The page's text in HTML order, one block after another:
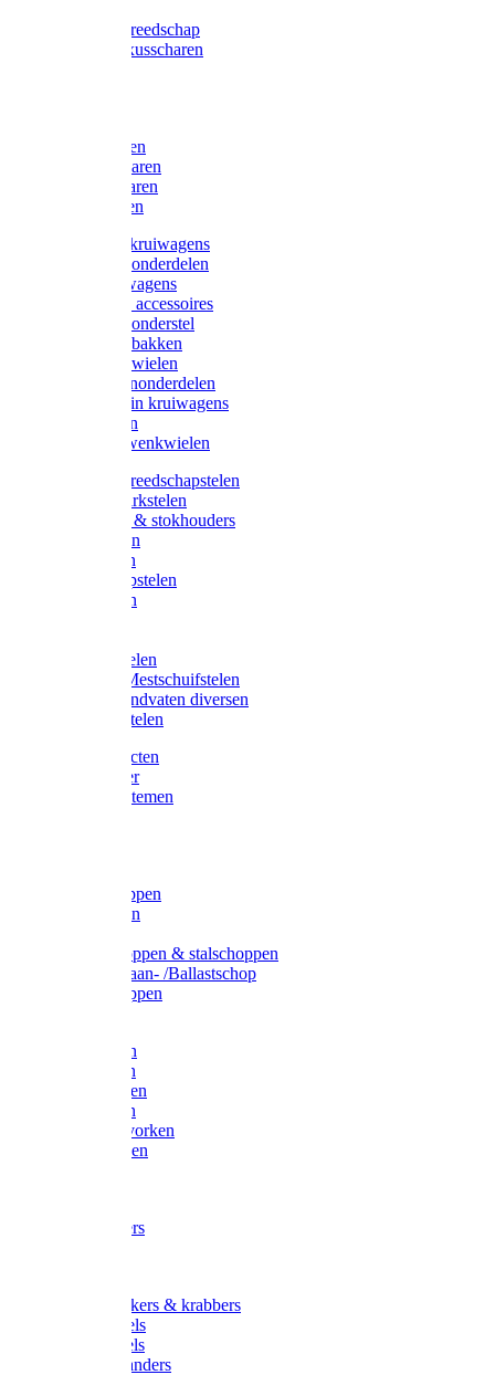
Klussen gereedschap
Gras & buxusscharen
Snoeischaren
Heggenscharen
Takkenscharen
Snoeimessen
Landbouwkruiwagens
Kruiwagenonderdelen
Bouwkruiwagens
Kruiwagen accessoires
Kruiwagenonderstel
Kruiwagenbakken
Kruiwagenwielen
Steekwagenonderdelen
Huis en Tuin kruiwagens
Steekwagen
Bok- en Zwenkwielen
Overige gereedschapstelen
Bezem-/Harkstelen
Handvaten & stokhouders
Hamerstelen
Spadestelen
Graanschopstelen
Schopstelen
Gardena stelen
Sneeuw- /Mestschuifstelen
Stelen / Handvaten diversen
Telescoopstelen
Tuin producten
Fruitplukker
Ophangsystemen
Betonschoppen
Schepbatsen
Ballastschoppen & stalschoppen
Slijtsrip Graan- /Ballastschop
Graanschoppen
Hooivorken
Mestvorken
Bietenvorken
Maisvorken
Aardappelvorken
Vijgenvorken
Tuinkrabbers
Onkruidstekers & krabbers
Hartschoffels
Ruitschoffels
Onkruidbranders